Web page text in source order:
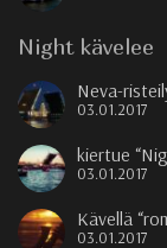
Night kävelee
Neva-
03.01.2017
kiertue
03.01.2017
Kävellä
03.01.2017